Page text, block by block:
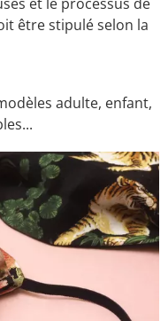
être stipulé selon la
adulte, enfant,